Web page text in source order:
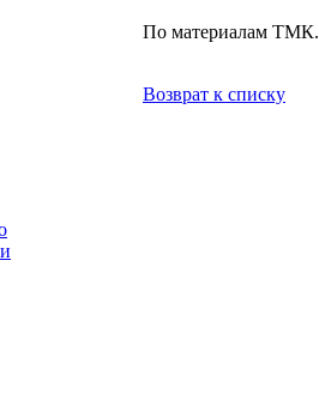
По материалам ТМК.
Возврат к списку